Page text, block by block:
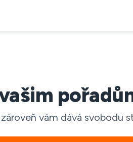
vám dává svobodu